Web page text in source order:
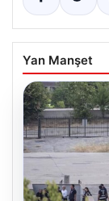
Yan Manşet